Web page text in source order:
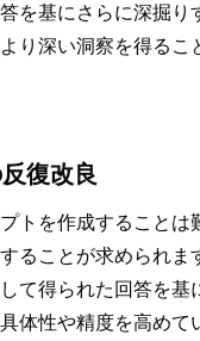
を基にさらに深掘り
り深い洞察を得るこ
復改良
トを作成することは
ることが求められま
て得られた回答を基
体性や精度を高めて